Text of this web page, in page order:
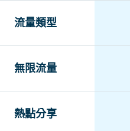
流量類型
無限流量
熱點分享